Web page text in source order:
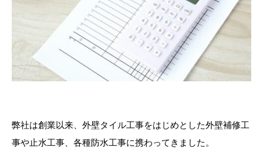
弊社は創業以来、外壁タイル工事をはじめとした外壁補修工
事や止水工事、各種防水工事に携わってきました。